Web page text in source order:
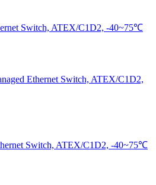
Switch, ATEX/C1D2, -40~75℃
Ethernet Switch, ATEX/C1D2,
Switch, ATEX/C1D2, -40~75℃